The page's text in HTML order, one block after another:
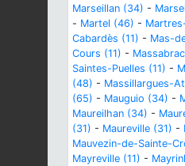
Marseillan (34) -
- Martel (46) -
Cabardès (11) - Mas-
Cours (11) -
Saintes-Puelles (11) -
(48) - Massillargues-
(65) - Mauguio (34) -
Maureilhan (34) -
(31) - Maureville (31) -
Mauvezin-de-Sainte-
Mayreville (11) -